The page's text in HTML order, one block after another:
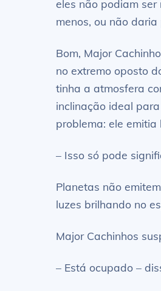
eles não podiam
menos, ou não
Bom, Major
no extremo oposto
tinha a atmosfera
inclinação ideal
problema: ele emitia
– Isso só pode
Planetas não
luzes brilhando no
Major Cachinhos
– Está ocupado –